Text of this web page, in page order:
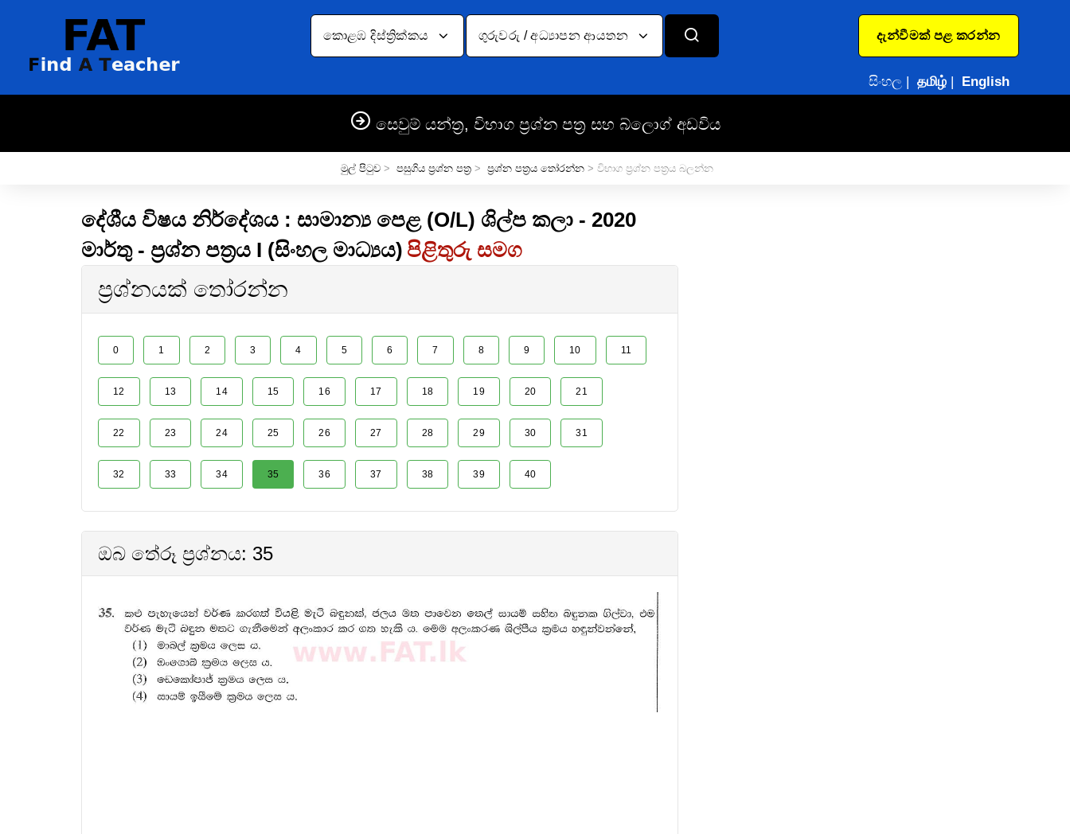
කොළඹ දිස්ත්‍රික්කය ගුරුවරු / අධ්‍යාපන ආයතන දැන්වීමක් පළ කරන්න
සිංහල| தமிழ்| English
සෙවුම් යන්ත්‍ර, විභාග ප්‍රශ්න පත්‍ර සහ බ්ලොග් අඩවිය
මුල් පිටුව > පසුගිය ප්‍රශ්න පත්‍ර > ප්‍රශ්න පත්‍රය තෝරන්න > විභාග ප්‍රශ්න පත්‍රය බලන්න
දේශීය විෂය නිර්දේශය : සාමාන්‍ය පෙළ (O/L) ශිල්ප කලා - 2020
මාර්තු - ප්‍රශ්න පත්‍රය I (සිංහල මාධ්‍යය) පිළිතුරු සමග
ප්‍රශ්නයක් තෝරන්න
0 1 2 3 4 5 6 7 8 9 10 11
12 13 14 15 16 17 18 19 20 21
22 23 24 25 26 27 28 29 30 31
32 33 34 35 36 37 38 39 40
ඔබ තේරූ ප්‍රශ්නය: 35